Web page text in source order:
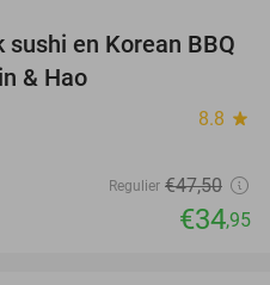
26%
sushi en Korean BBQ
& Hao
8.8 star
Regulier €47,50
€34,95